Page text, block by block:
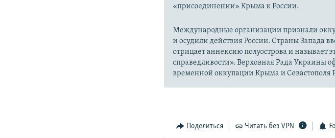
«присоединении» Крыма к России.
Международные организации признали
и осудили действия России. Страны Запада
отрицает аннексию полуострова и называет
справедливости». Верховная Рада Украины
временной оккупации Крыма и Севастополя
Поделиться Читать без VPN